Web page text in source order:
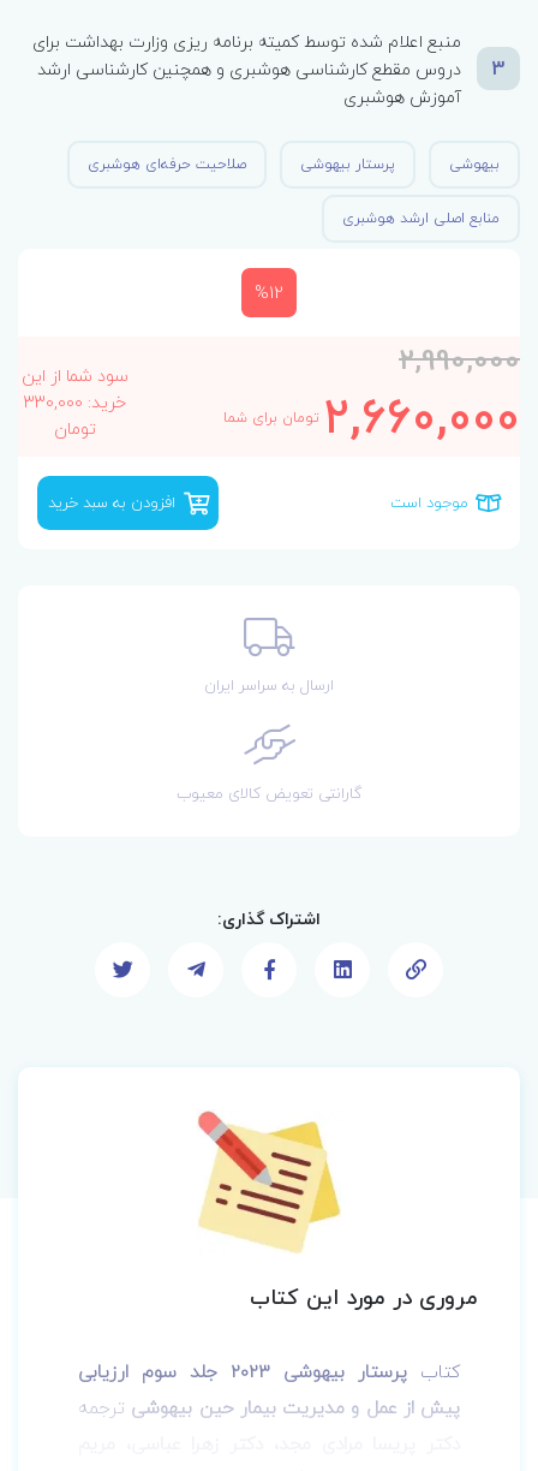
3
منبع اعلام شده توسط کمیته برنامه ریزی وزارت بهداشت برای
دروس مقطع کارشناسی هوشبری و همچنین کارشناسی ارشد
آموزش هوشبری
بیهوشی پرستار بیهوشی صلاحیت حرفه‌ای هوشبری
منابع اصلی ارشد هوشبری
%12
2,990,000
2,660,000 تومان برای شما
سود شما از این
خرید: 330,000
تومان
موجود است افزودن به سبد خرید
ارسال به سراسر ایران
گارانتی تعویض کالای معیوب
اشتراک گذاری:
مروری در مورد این کتاب
کتاب
پرستار بیهوشی 2023 جلد سوم ارزیابی
پیش از عمل و مدیریت بیمار حین بیهوشی ترجمه